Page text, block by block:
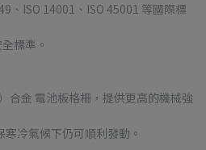
、ISO 14001、ISO 45001 等國際標
標準。
合金 電池板格柵，提供更高的機械強
冷氣候下仍可順利發動。